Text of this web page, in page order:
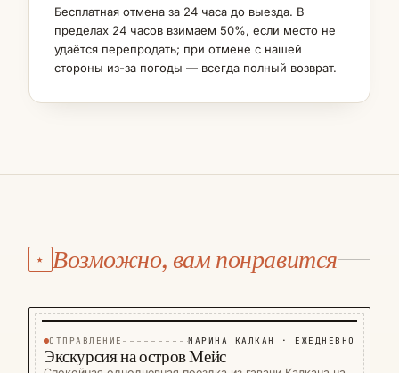
Бесплатная отмена за 24 часа до выезда. В
пределах 24 часов взимаем 50%, если место не
удаётся перепродать; при отмене с нашей
стороны из-за погоды — всегда полный возврат.
★ Возможно, вам понравится
−17% СКИДКА £10
ТУРЫ
ОТПРАВЛЕНИЕ МАРИНА КАЛКАН · ЕЖЕДНЕВНО
Экскурсия на остров Мейс